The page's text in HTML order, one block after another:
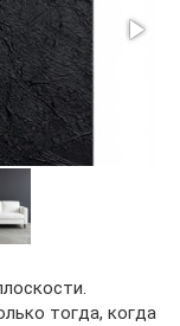
тогда, когда